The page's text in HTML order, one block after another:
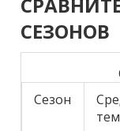
СЕЗОНОВ
Сезон